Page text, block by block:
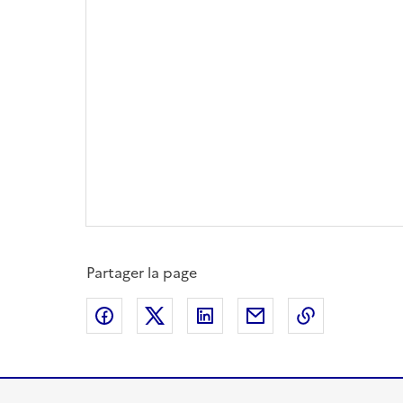
Partager la page
Partager sur Facebook
Partager sur XPartager sur LinkedIn
Partager par email